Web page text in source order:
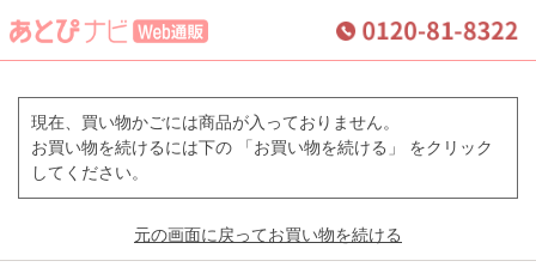
現在、買い物かごには商品が入っておりません。
お買い物を続けるには下の 「お買い物を続ける」 をクリック
してください。
元の画面に戻ってお買い物を続ける